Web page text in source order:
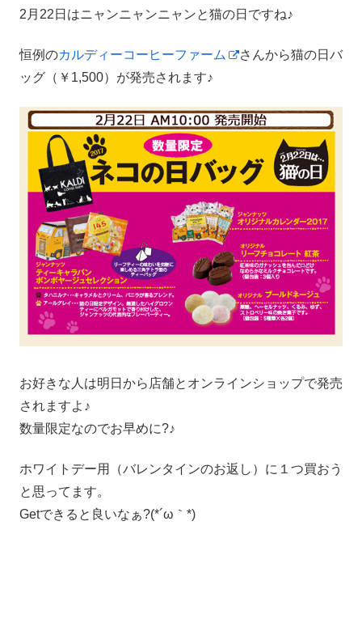
2月22日はニャンニャンニャンと猫の日ですね♪
恒例のカルディーコーヒーファーム
さんから猫の日バ
ッグ（￥1,500）が発売されます♪
お好きな人は明日から店舗とオンラインショップで発売
されますよ♪
数量限定なのでお早めに?♪
ホワイトデー用（バレンタインのお返し）に１つ買おう
と思ってます。
Getできると良いなぁ?(*´ω｀*)